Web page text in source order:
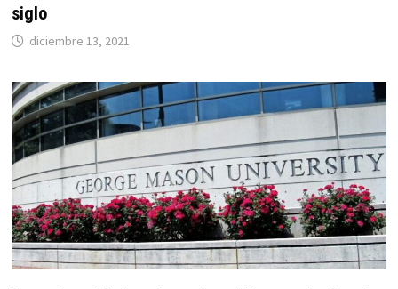
siglo
diciembre 13, 2021